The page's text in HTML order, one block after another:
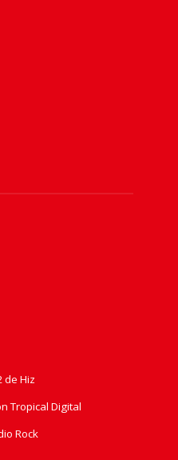
de Hiz
Tropical Digital
Rock